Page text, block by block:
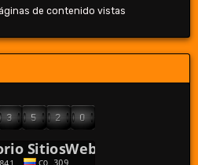
de contenido vistas